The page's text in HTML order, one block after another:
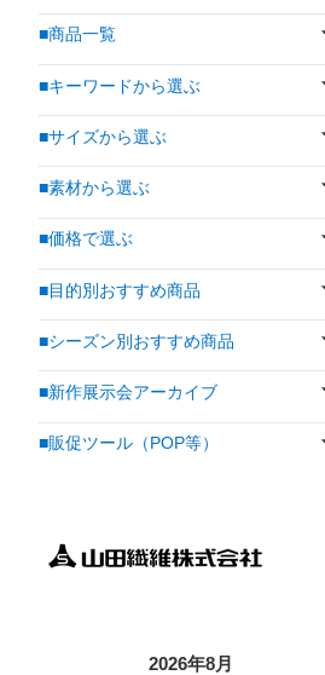
■商品一覧
■キーワードから選ぶ
■サイズから選ぶ
■素材から選ぶ
■価格で選ぶ
■目的別おすすめ商品
■シーズン別おすすめ商品
■新作展示会アーカイブ
■販促ツール（POP等）
2026年8月